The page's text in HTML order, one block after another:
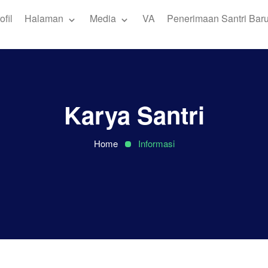
Halaman Media VA Penerimaan Santri Baru
Karya Santri
Home Informasi